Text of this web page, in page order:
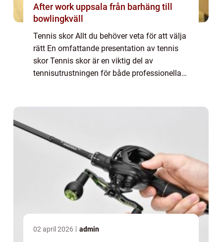
After work uppsala från barhäng till
bowlingkväll
Tennis skor Allt du behöver veta för att välja
rätt En omfattande presentation av tennis
skor Tennis skor är en viktig del av
tennisutrustningen för både professionella
02 april 2026 admin